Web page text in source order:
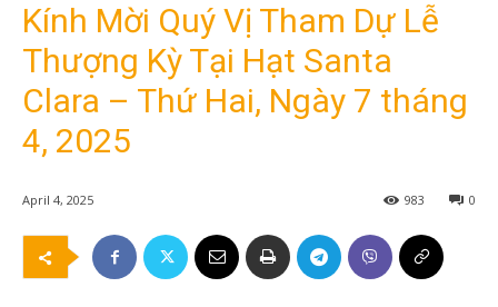
Kính Mời Quý Vị Tham Dự Lễ
Thượng Kỳ Tại Hạt Santa
Clara – Thứ Hai, Ngày 7 tháng
4, 2025
April 4, 2025 0
983